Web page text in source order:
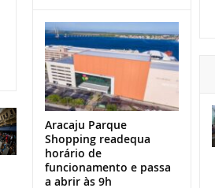
Aracaju Parque
Shopping readequa
horário de
funcionamento e passa
a abrir às 9h